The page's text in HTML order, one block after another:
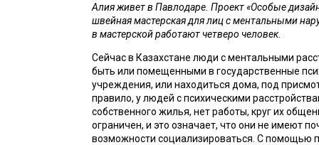
Алия живет в Павлодаре. Проект «Особые
швейная мастерская для лиц с ментальными
в мастерской работают четверо человек.
Сейчас в Казахстане люди с ментальными
быть или помещенными в государственные
учреждения, или находиться дома, под
правило, у людей с психическими
собственного жилья, нет работы, круг их
ограничен, и это означает, что они не имеют
возможности социализироваться. С помощью